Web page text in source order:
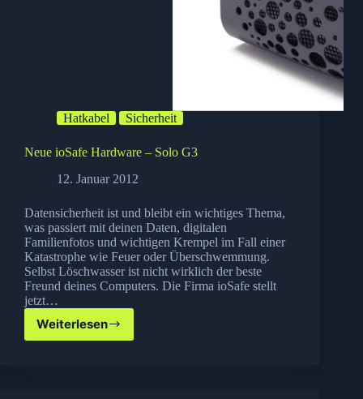
Hatkabel Sicherheit
Neue ioSafe Hardware – Solo G3
12. Januar 2012
Datensicherheit ist und bleibt ein wichtiges Thema,
was passiert mit deinen Daten, digitalen
Familienfotos und wichtigen Krempel im Fall einer
Katastrophe wie Feuer oder Überschwemmung.
Selbst Löschwasser ist nicht wirklich der beste
Freund deines Computers. Die Firma ioSafe stellt
jetzt…
Weiterlesen
Neue
ioSafe